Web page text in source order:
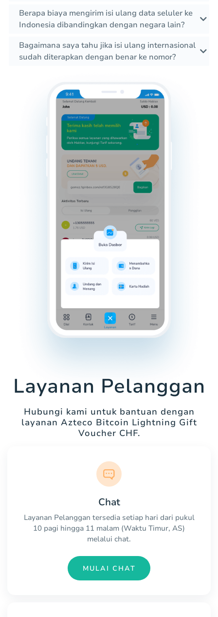
Berapa biaya mengirim isi ulang data seluler ke
Indonesia dibandingkan dengan negara lain?
Bagaimana saya tahu jika isi ulang internasional
sudah diterapkan dengan benar ke nomor?
Layanan Pelanggan
Hubungi kami untuk bantuan dengan
layanan Azteco Bitcoin Lightning Gift
Voucher CHF.
Chat
Layanan Pelanggan tersedia setiap hari dari pukul
10 pagi hingga 11 malam (Waktu Timur, AS)
melalui chat.
MULAI CHAT